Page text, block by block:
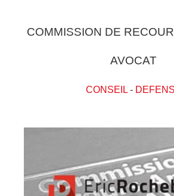
COMMISSION DE
AVOCAT
CONSEIL-